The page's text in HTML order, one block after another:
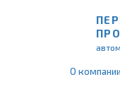
О компании